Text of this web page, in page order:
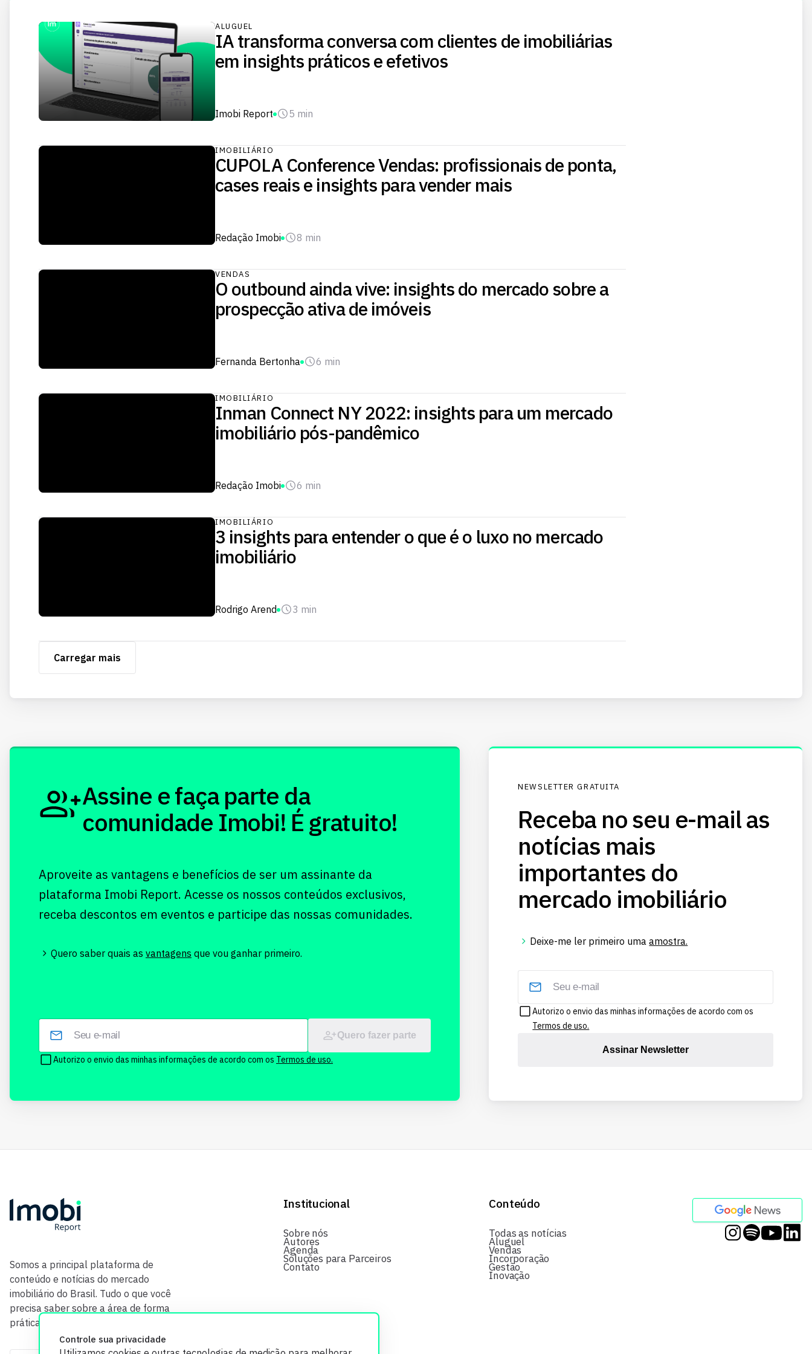
ALUGUEL
IA transforma conversa com clientes de imobiliárias
em insights práticos e efetivos
Imobi Report 5 min
IMOBILIÁRIO
CUPOLA Conference Vendas: profissionais de ponta,
cases reais e insights para vender mais
Redação Imobi 8 min
VENDAS
O outbound ainda vive: insights do mercado sobre a
prospecção ativa de imóveis
Fernanda Bertonha 6 min
IMOBILIÁRIO
Inman Connect NY 2022: insights para um mercado
imobiliário pós-pandêmico
Redação Imobi 6 min
IMOBILIÁRIO
3 insights para entender o que é o luxo no mercado
imobiliário
Rodrigo Arend 3 min
Carregar mais
Controle sua privacidade
Assine e faça parte da
comunidade Imobi! É gratuito!
Aproveite as vantagens e benefícios de ser um assinante da
plataforma Imobi Report. Acesse os nossos conteúdos exclusivos,
receba descontos em eventos e participe das nossas comunidades.
Quero saber quais as vantagens que vou ganhar primeiro.
Quero fazer parte
Autorizo o envio das minhas informações de acordo com os Termos de uso.
NEWSLETTER GRATUITA
Receba no seu e-mail as
notícias mais
importantes do
mercado imobiliário
Deixe-me ler primeiro umaamostra.
Autorizo o envio das minhas informações de acordo com os
Termos de uso.
Assinar Newsletter
Somos a principal plataforma de
conteúdo e notícias do mercado
imobiliário do Brasil. Tudo o que você
precisa saber sobre a área de forma
prática e com credibilidade.
Institucional
Sobre nós
Autores
Agenda
Soluções para Parceiros
Contato
Conteúdo
Todas as notícias
Aluguel
Vendas
Incorporação
Gestão
Inovação